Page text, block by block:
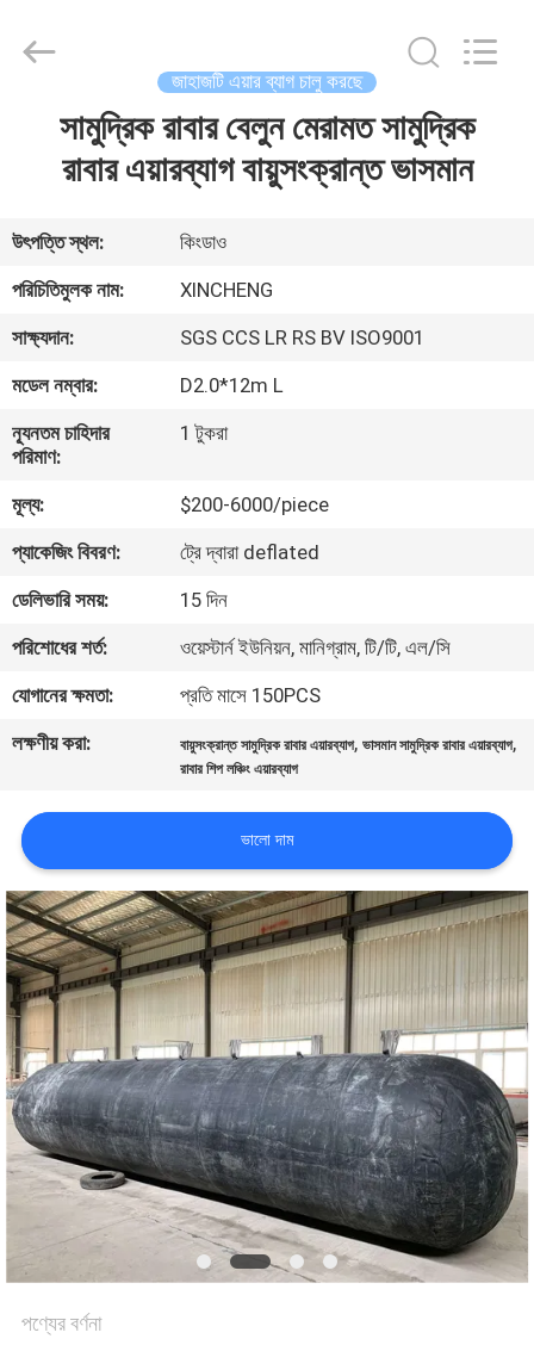
VR
প্রদর্শন
আমাদের
সম্পর্কে
কারখানা
ভ্রমণ
মান
নিয়ন্ত্রণ
যোগাযোগ
খবর
মামলা
সাইট
ম্যাপ
PRIVACY
POLICY
Products
জাহাজটি এয়ার ব্যাগ চালু করছে
সামুদ্রিক রাবার বেলুন মেরামত সামুদ্রিক
রাবার এয়ারব্যাগ বায়ুসংক্রান্ত ভাসমান
উৎপত্তি স্থল:
কিংডাও
পরিচিতিমুলক নাম:
XINCHENG
সাক্ষ্যদান:
SGS CCS LR RS BV ISO9001
মডেল নম্বার:
D2.0*12m L
ন্যূনতম চাহিদার
পরিমাণ:
1 টুকরা
মূল্য:
$200-6000/piece
প্যাকেজিং বিবরণ:
ট্রে দ্বারা deflated
ডেলিভারি সময়:
15 দিন
পরিশোধের শর্ত:
ওয়েস্টার্ন ইউনিয়ন, মানিগ্রাম, টি/টি, এল/সি
যোগানের ক্ষমতা:
প্রতি মাসে 150PCS
লক্ষণীয় করা:
বায়ুসংক্রান্ত সামুদ্রিক রাবার এয়ারব্যাগ,ভাসমান সামুদ্রিক রাবার এয়ারব্যাগ,
রাবার শিপ লঞ্চিং এয়ারব্যাগ
ভালো দাম
পণ্যের বর্ণনা